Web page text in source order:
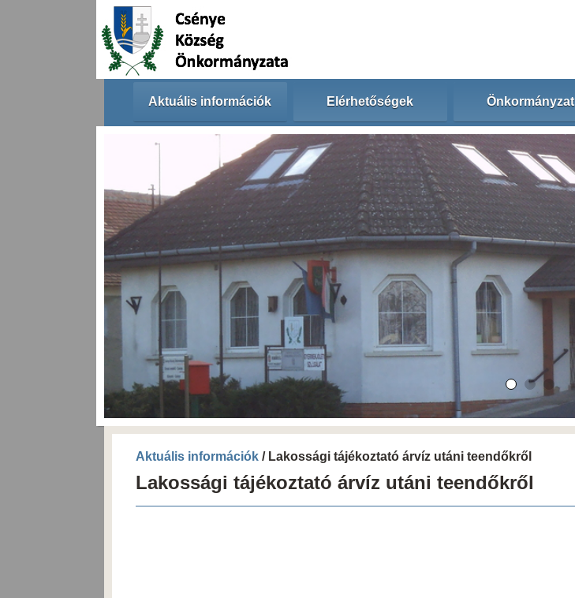
Aktuális információk Elérhetőségek Önkormányzat
Aktuális információk / Lakossági tájékoztató árvíz utáni teendőkről
Lakossági tájékoztató árvíz utáni teendőkről